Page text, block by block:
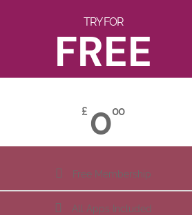
TRY FOR
FREE
£ 000
Free Membership
All Apps Included